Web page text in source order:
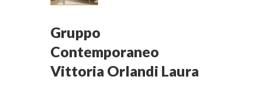
Gruppo
Contemporaneo
Vittoria Orlandi Laura